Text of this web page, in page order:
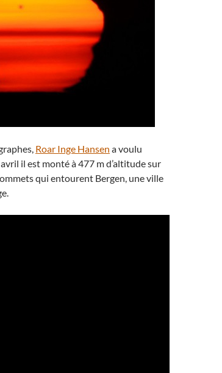
Roar Inge Hansen a voulu
il est monté à 477 m d’altitude sur
qui entourent Bergen, une ville